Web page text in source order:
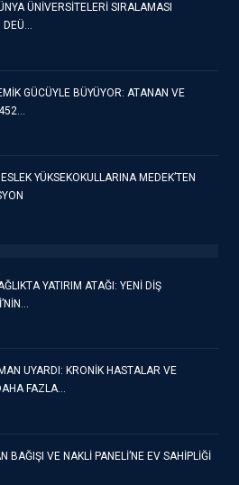
ÜNİVERSİTELERİ SIRALAMASI
DEÜ…
GÜCÜYLE BÜYÜYOR: ATANAN VE
YÜKSEKOKULLARINA MEDEK’TEN
YATIRIM ATAĞI: YENİ DİŞ
UYARDI: KRONİK HASTALAR VE
FAZLA…
BAĞIŞI VE NAKLİ PANELİ’NE EV SAHİPLİĞİ